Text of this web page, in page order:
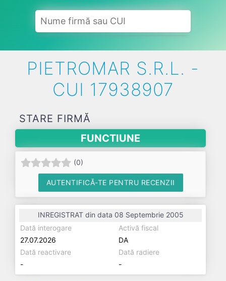
PIETROMAR S.R.L. -
CUI 17938907
STARE FIRMĂ
FUNCTIUNE
(0)
AUTENTIFICĂ-TE PENTRU RECENZII
INREGISTRAT din data 08 Septembrie 2005
Dată interogare
27.07.2026
Activă fiscal
DA
Dată reactivare
-
Dată radiere
-